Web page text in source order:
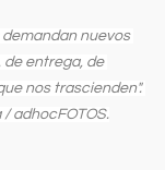
nuevos
de entrega, de
nos trascienden".
adhocFOTOS.